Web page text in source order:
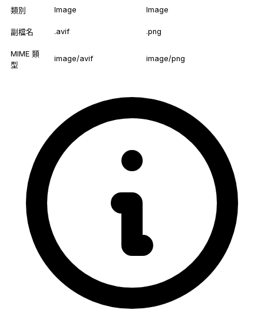
類別 Image Image
副檔名 .avif .png
MIME 類
型
image/avif image/png